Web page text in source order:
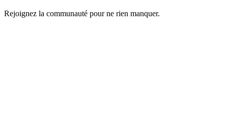
Rejoignez la communauté pour ne rien manquer.